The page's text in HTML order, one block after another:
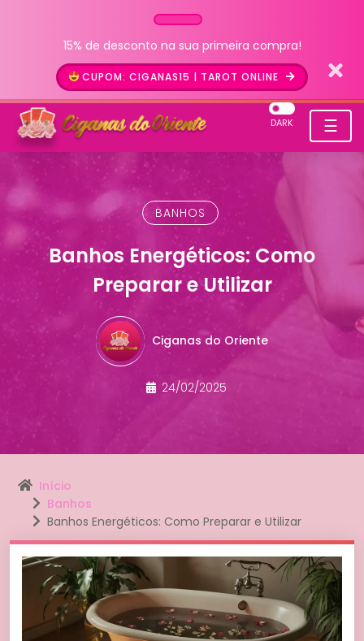
15% de desconto na sua primeira compra!
CUPOM: CIGANAS15 | TAROT ONLINE
☰
DARK
BANHOS
Banhos Energéticos: Como
Preparar e Utilizar
Ciganas do Oriente
24/02/2025
Início
Banhos
Banhos Energéticos: Como Preparar e Utilizar